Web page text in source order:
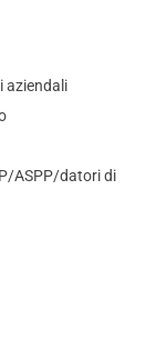
aziendali
ASPP/datori di